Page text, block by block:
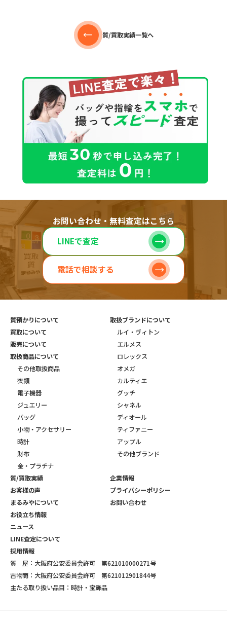
質/買取実績一覧へ
お問い合わせ・無料査定はこちら
LINEで査定
電話で相談する
質預かりについて
買取について
販売について
取扱商品について
その他取扱商品
衣類
電子機器
ジュエリー
バッグ
小物・アクセサリー
時計
財布
金・プラチナ
取扱ブランドについて
ルイ・ヴィトン
エルメス
ロレックス
オメガ
カルティエ
グッチ
シャネル
ディオール
ティファニー
アップル
その他ブランド
質/買取実績
お客様の声
まるみやについて
お役立ち情報
ニュース
LINE査定について
採用情報
企業情報
プライバシーポリシー
お問い合わせ
質 屋：大阪府公安委員会許可 第621010000271号
古物商：大阪府公安委員会許可 第621012901844号
主たる取り扱い品目：時計・宝飾品